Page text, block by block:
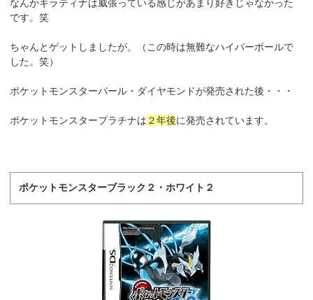
なんかギラティナは威張っている感じがあまり好きじゃなかった
です。笑
ちゃんとゲットしましたが。（この時は無難なハイパーボールで
した。笑）
ポケットモンスターパール・ダイヤモンドが発売された後・・・
ポケットモンスタープラチナは ２年後に発売されています。
ポケットモンスターブラック２・ホワイト２